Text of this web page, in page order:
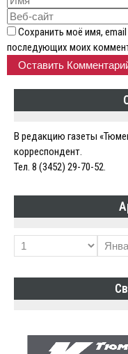
Сохранить моё имя,
последующих моих
В редакцию газеты
корреспондент.
Тел. 8 (3452) 29-70-52.